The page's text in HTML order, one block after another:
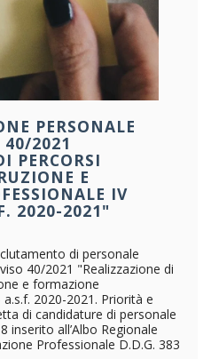
PERSONALE
40/2021
PERCORSI
E
IV
2020-2021"
di personale
40/2021 "Realizzazione di
e formazione
2020-2021. Priorità e
di candidature di personale
inserito all’Albo Regionale
Professionale D.D.G. 383